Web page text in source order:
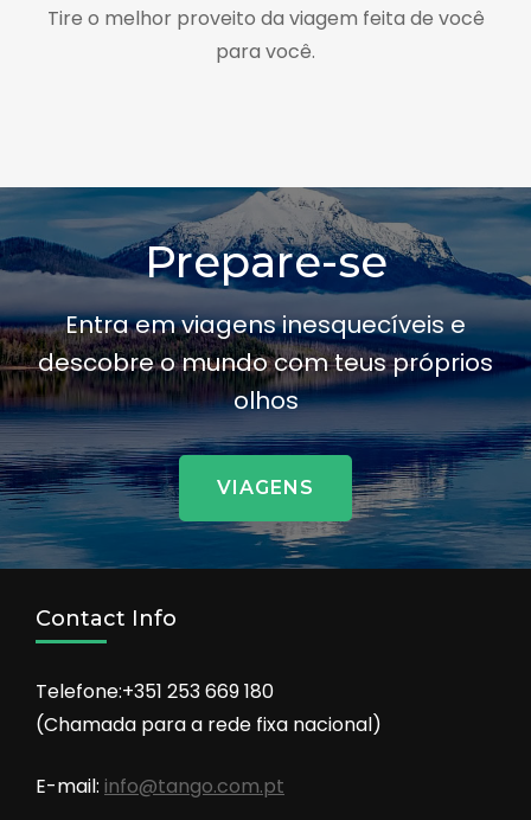
Tire o melhor proveito da viagem feita de você
para você.
Prepare-se
Entra em viagens inesquecíveis e
descobre o mundo com teus próprios
olhos
VIAGENS
Contact Info
Telefone:+351 253 669 180
(Chamada para a rede fixa nacional)
E-mail: info@tango.com.pt